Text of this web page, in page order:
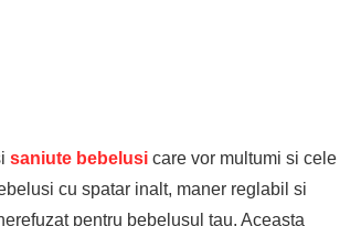
saniute bebelusi care vor multumi si cele
cu spatar inalt, maner reglabil si
pentru bebelusul tau. Aceasta